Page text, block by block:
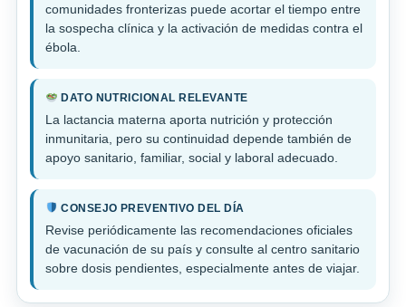
comunidades fronterizas puede acortar el tiempo entre
la sospecha clínica y la activación de medidas contra el
ébola.
DATO NUTRICIONAL RELEVANTE
La lactancia materna aporta nutrición y protección
inmunitaria, pero su continuidad depende también de
apoyo sanitario, familiar, social y laboral adecuado.
CONSEJO PREVENTIVO DEL DÍA
Revise periódicamente las recomendaciones oficiales
de vacunación de su país y consulte al centro sanitario
sobre dosis pendientes, especialmente antes de viajar.